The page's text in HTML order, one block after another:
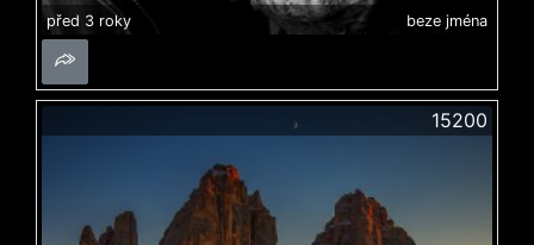
před 3 roky beze jména
15200